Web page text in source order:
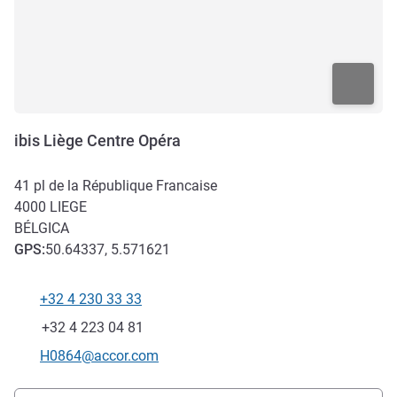
ibis Liège Centre Opéra
41 pl de la République Francaise
4000 LIEGE
BÉLGICA
GPS:50.64337, 5.571621
Teléfono
+32 4 230 33 33
Fax
+32 4 223 04 81
Correo electrónico de contacto
H0864@accor.com